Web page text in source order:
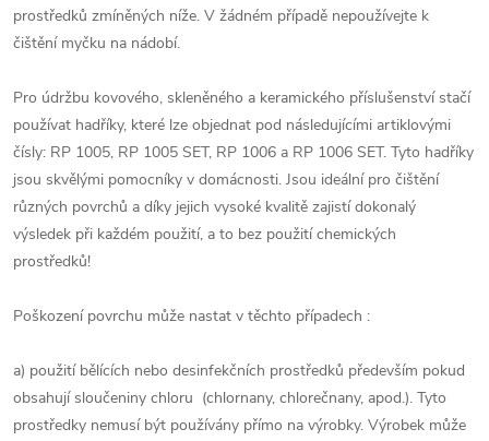
prostředků zmíněných níže. V žádném případě nepoužívejte k
čištění myčku na nádobí.
Pro údržbu kovového, skleněného a keramického příslušenství stačí
používat hadříky, které lze objednat pod následujícími artiklovými
čísly: RP 1005, RP 1005 SET, RP 1006 a RP 1006 SET. Tyto hadříky
jsou skvělými pomocníky v domácnosti. Jsou ideální pro čištění
různých povrchů a díky jejich vysoké kvalitě zajistí dokonalý
výsledek při každém použití, a to bez použití chemických
prostředků!
Poškození povrchu může nastat v těchto případech :
a) použití bělících nebo desinfekčních prostředků především pokud
obsahují sloučeniny chloru (chlornany, chlorečnany, apod.). Tyto
prostředky nemusí být používány přímo na výrobky. Výrobek může